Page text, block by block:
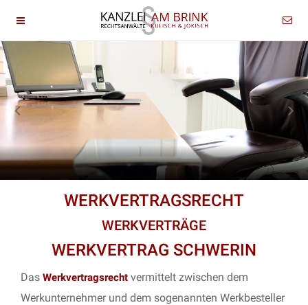
WERKVERTRAGSRECHT
WERKVERTRÄGE
WERKVERTRAG SCHWERIN
Das Werkvertragsrecht vermittelt zwischen dem
Werkunternehmer und dem sogenannten Werkbesteller